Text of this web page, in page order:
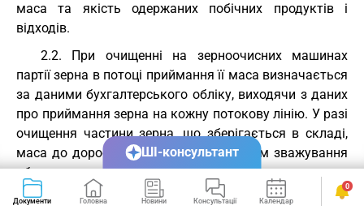
маса та якість одержаних побічних продуктів і
відходів.
2.2. При очищенні на зерноочисних машинах
партії зерна в потоці приймання її маса визначається
за даними бухгалтерського обліку, виходячи з даних
про приймання зерна на кожну потокову лінію. У разі
очищення частини зерна, що зберігається в складі,
маса до доробки визначається шляхом зважування
або шляхом обміру. Спосіб визначення маси зерна до
доробки вказується в розпорядженні за формою N
Документи Головна Новини Консультації Календар Сервіси
0
ШІ-консультант